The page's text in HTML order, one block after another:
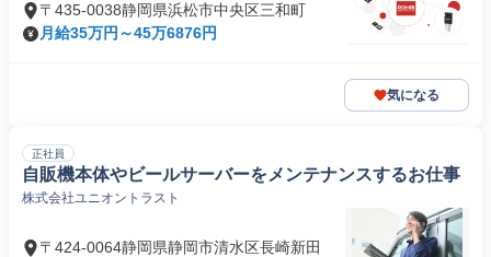
〒435-0038静岡県浜松市中央区三和町
月給35万円～45万6876円
気になる
正社員
自販機本体やビールサーバーをメンテナンスするお仕事
株式会社ユニオントラスト
〒424-0064静岡県静岡市清水区長崎新田